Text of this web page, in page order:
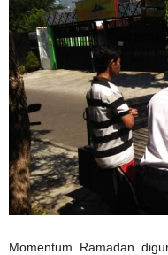
Momentum Ramadan